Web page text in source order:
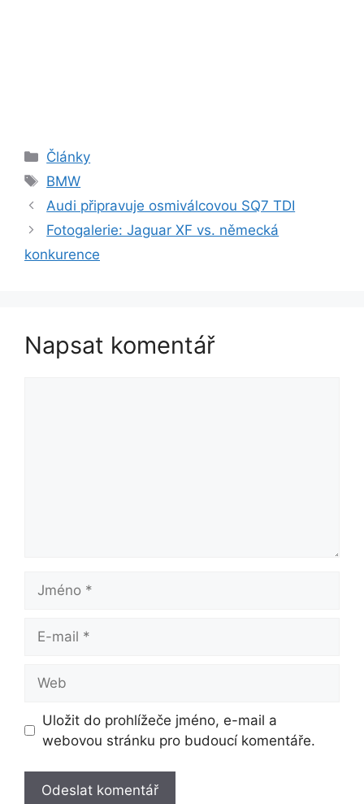
Rubriky
Články
Štítky
BMW
Audi připravuje osmiválcovou SQ7 TDI
Fotogalerie: Jaguar XF vs. německá
konkurence
Napsat komentář
Jméno
mail
Uložit do prohlížeče jméno, e-mail a
webovou stránku pro budoucí komentáře.